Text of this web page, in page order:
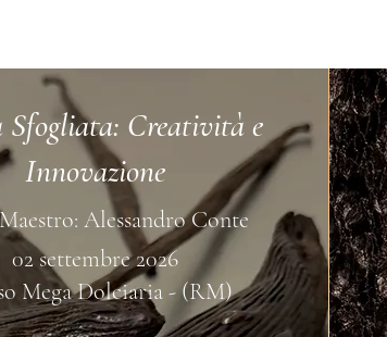
Creatività e
Innovazione
Alessandro Conte
02 settembre 2026
Mega Dolciaria - (RM)